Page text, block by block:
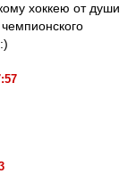
хоккею от души